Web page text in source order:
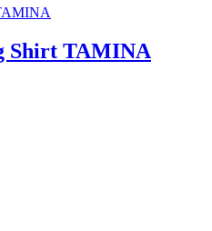
Shirt TAMINA